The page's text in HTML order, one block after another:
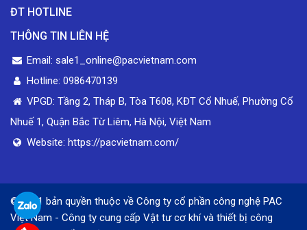
ĐT HOTLINE
THÔNG TIN LIÊN HỆ
Email: sale1_online@pacvietnam.com
Hotline: 0986470139
VPGD: Tầng 2, Tháp B, Tòa T608, KĐT Cổ Nhuế, Phường Cổ
Nhuế 1, Quận Bắc Từ Liêm, Hà Nội, Việt Nam
Website: https://pacvietnam.com/
© 2021 bản quyền thuộc về Công ty cổ phần công nghệ PAC
Việt Nam - Công ty cung cấp Vật tư cơ khí và thiết bị công